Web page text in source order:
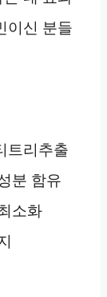
이신 분들
트리추출
분 함유
소화